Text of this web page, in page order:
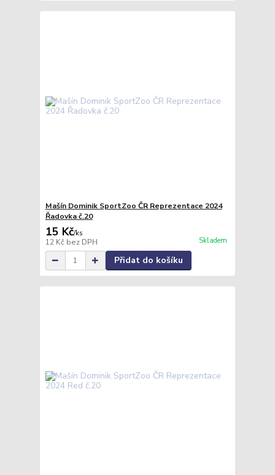
Mašín Dominik SportZoo ČR Reprezentace 2024
Řadovka č.20
15 Kč/ks
12 Kč bez DPH Skladem
Přidat do košíku